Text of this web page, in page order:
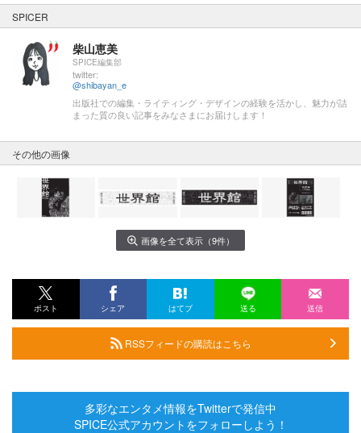
SPICER
柴山恵美
SPICE編集部
twitter:
@shibayan_e
出版社での編集・ライティング・デザインの経験を活かし、魅力が詰
まった質の良い記事をみなさまにお届けします！
その他の画像
画像を全て表示（9件）
ポスト シェア はてブ 送る 送信
RSSフィードの購読はこちら
多彩なエンタメ情報をTwitterで発信中
SPICE公式アカウントをフォローしよう！